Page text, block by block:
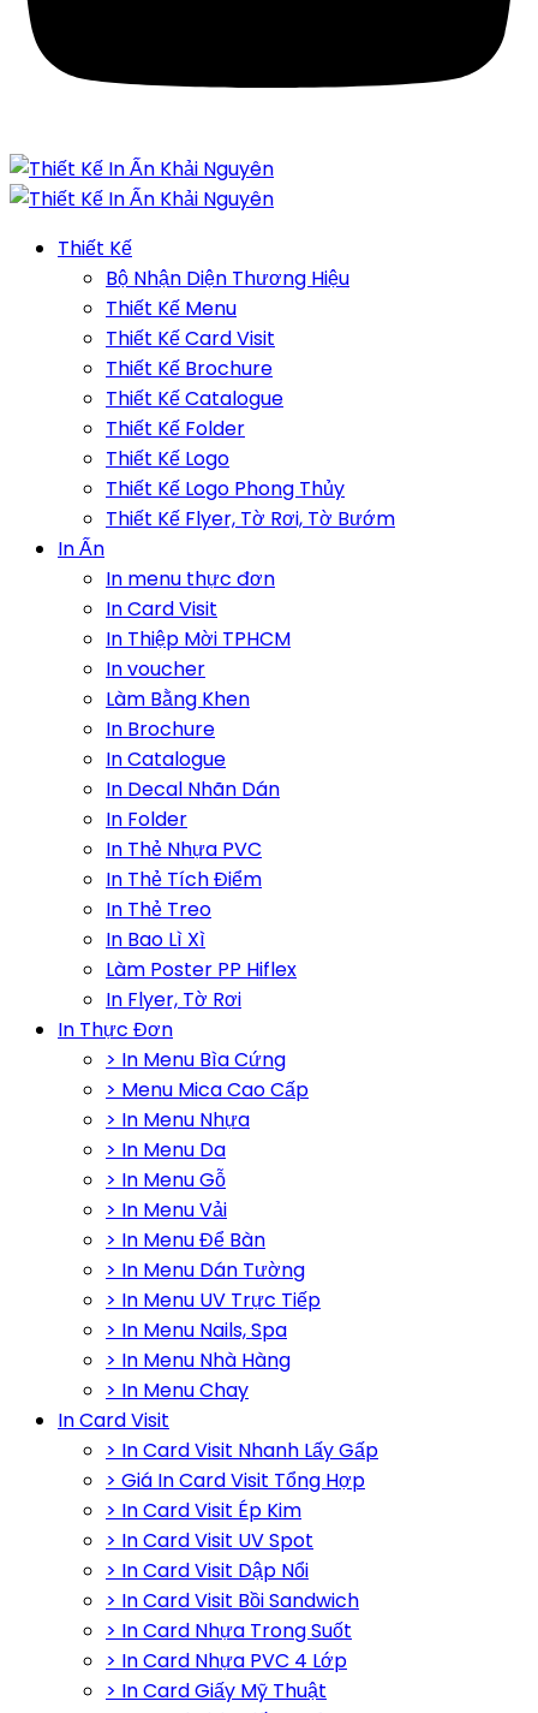
Thiết Kế
Bộ Nhận Diện Thương Hiệu
Thiết Kế Menu
Thiết Kế Card Visit
Thiết Kế Brochure
Thiết Kế Catalogue
Thiết Kế Folder
Thiết Kế Logo
Thiết Kế Logo Phong Thủy
Thiết Kế Flyer, Tờ Rơi, Tờ Bướm
In Ấn
In menu thực đơn
In Card Visit
In Thiệp Mời TPHCM
In voucher
Làm Bằng Khen
In Brochure
In Catalogue
In Decal Nhãn Dán
In Folder
In Thẻ Nhựa PVC
In Thẻ Tích Điểm
In Thẻ Treo
In Bao Lì Xì
Làm Poster PP Hiflex
In Flyer, Tờ Rơi
In Thực Đơn
> In Menu Bìa Cứng
> Menu Mica Cao Cấp
> In Menu Nhựa
> In Menu Da
> In Menu Gỗ
> In Menu Vải
> In Menu Để Bàn
> In Menu Dán Tường
> In Menu UV Trực Tiếp
> In Menu Nails, Spa
> In Menu Nhà Hàng
> In Menu Chay
In Card Visit
> In Card Visit Nhanh Lấy Gấp
> Giá In Card Visit Tổng Hợp
> In Card Visit Ép Kim
> In Card Visit UV Spot
> In Card Visit Dập Nổi
> In Card Visit Bồi Sandwich
> In Card Nhựa Trong Suốt
> In Card Nhựa PVC 4 Lớp
> In Card Giấy Mỹ Thuật